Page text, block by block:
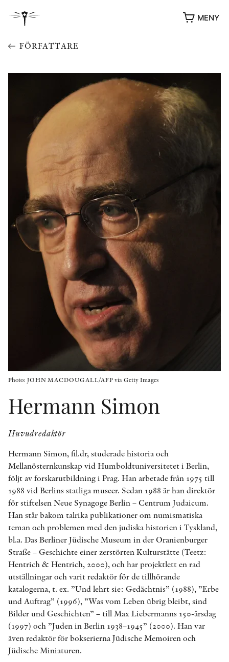
MENY
STOLPE STORIES
UTMÄRKELSER
ÖVRIGA FORMAT
PEER REVIEW-PROCESSEN
FÖRFATTARE
Photo: JOHN MACDOUGALL/AFP via Getty Images
Hermann Simon
Huvudredaktör
Hermann Simon, fil.dr, studerade historia och
Mellanösternkunskap vid Humboldtuniversitetet i Berlin,
följt av forskarutbildning i Prag. Han arbetade från 1975 till
1988 vid Berlins statliga museer. Sedan 1988 är han direktör
för stiftelsen Neue Synagoge Berlin – Centrum Judaicum.
Han står bakom talrika publikationer om numismatiska
teman och problemen med den judiska historien i Tyskland,
bl.a. Das Berliner Jüdische Museum in der Oranienburger
Straße – Geschichte einer zerstörten Kulturstätte (Teetz:
Hentrich & Hentrich, 2000), och har projektlett en rad
utställningar och varit redaktör för de tillhörande
katalogerna, t. ex. ”Und lehrt sie: Gedächtnis” (1988), ”Erbe
und Auftrag” (1996), ”Was vom Leben übrig bleibt, sind
Bilder und Geschichten” – till Max Liebermanns 150-årsdag
(1997) och ”Juden in Berlin 1938–1945” (2000). Han var
även redaktör för bokserierna Jüdische Memoiren och
Jüdische Miniaturen.